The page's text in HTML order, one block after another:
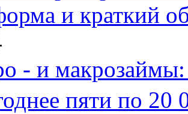
и краткий
- и макрозаймы:
пяти по 20